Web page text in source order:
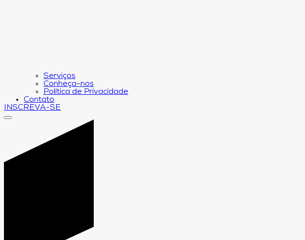
Serviços
Conheça-nos
Política de Privacidade
Contato
INSCREVA-SE